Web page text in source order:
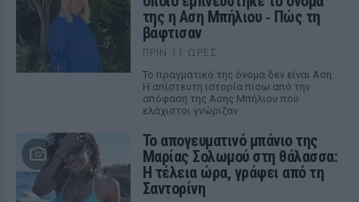
της η Αση Μπήλιου ‑ Πώς τη
βάφτισαν
ΠΡΙΝ 11 ΏΡΕΣ
Το πραγματικό της όνομα δεν είναι Αση:
Η απίστευτη ιστορία πίσω από την
απόφαση της Ασης Μπήλιου που
ελάχιστοι γνώριζαν
Το απογευματινό μπάνιο της
Μαρίας Σολωμού στη θάλασσα:
Η τέλεια ώρα, γράφει από τη
Σαντορίνη